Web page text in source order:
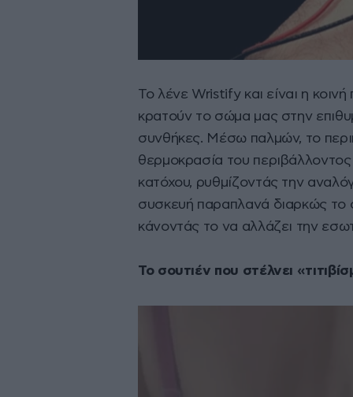
Το λένε Wristify και είναι η
κρατούν το σώμα μας στην
συνθήκες. Μέσω παλμών, το
θερμοκρασία του
κατόχου, ρυθμίζοντάς την
συσκευή παραπλανά διαρκώς το
κάνοντάς το να αλλάζει την
Το σουτιέν που στέλνει